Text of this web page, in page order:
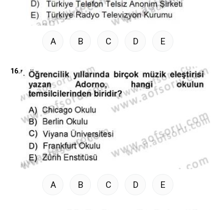
A B C D E
16.
A B C D E